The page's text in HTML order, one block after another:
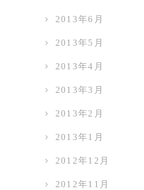
2013年6月
2013年5月
2013年4月
2013年3月
2013年2月
2013年1月
2012年12月
2012年11月